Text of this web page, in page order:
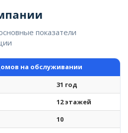
показатели
на обслуживании
31 год
12 этажей
10